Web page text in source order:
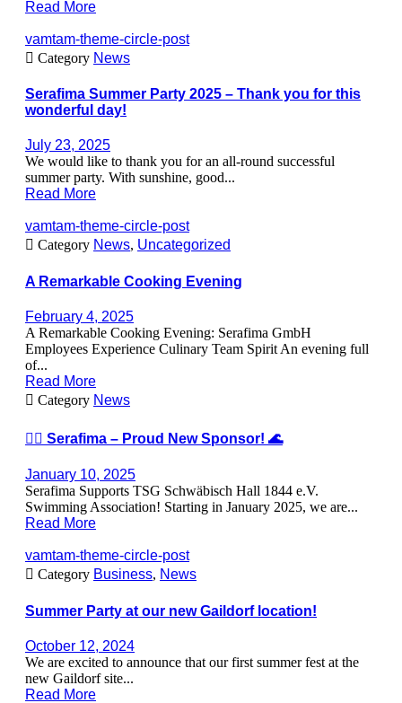
Read More
vamtam-theme-circle-post
 Category News
Serafima Summer Party 2025 – Thank you for this
wonderful day!
July 23, 2025
We would like to thank you for an all-round successful
summer party. With sunshine, good...
Read More
vamtam-theme-circle-post
 Category News, Uncategorized
A Remarkable Cooking Evening
February 4, 2025
A Remarkable Cooking Evening: Serafima GmbH
Employees Experience Culinary Team Spirit An evening full
of...
Read More
 Category News
🏊‍♂️ Serafima – Proud New Sponsor! 🌊
January 10, 2025
Serafima Supports TSG Schwäbisch Hall 1844 e.V.
Swimming Association! Starting in January 2025, we are...
Read More
vamtam-theme-circle-post
 Category Business, News
Summer Party at our new Gaildorf location!
October 12, 2024
We are excited to announce that our first summer fest at the
new Gaildorf site...
Read More